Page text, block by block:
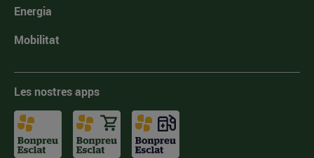
Energia
Mobilitat
Les nostres apps